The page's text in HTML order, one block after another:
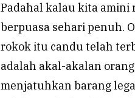
Padahal kalau kita amini
berpuasa sehari penuh.
rokok itu candu telah
adalah akal-akalan
menjatuhkan barang